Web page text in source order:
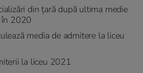
din țară după ultima medie
în 2020
media de admitere la liceu
la liceu 2021